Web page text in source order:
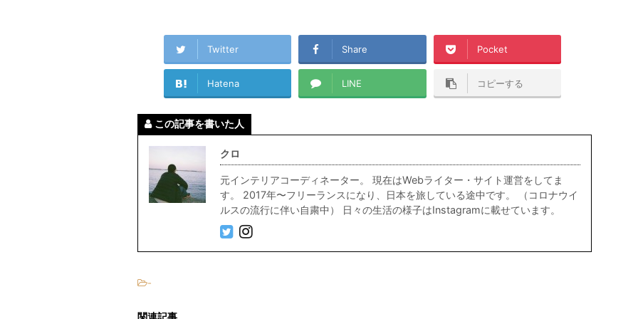
Twitter Share Pocket
Hatena LINE コピーする
この記事を書いた人
クロ
元インテリアコーディネーター。 現在はWebライター・サイト運営をしてま
す。 2017年〜フリーランスになり、日本を旅している途中です。 （コロナウイ
ルスの流行に伴い自粛中） 日々の生活の様子はInstagramに載せています。
-